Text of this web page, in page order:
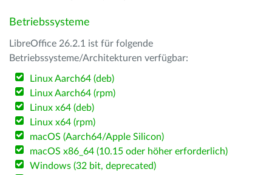
Betriebssysteme
LibreOffice 26.2.1 ist für folgende
Betriebssysteme/Architekturen verfügbar:
Linux Aarch64 (deb)
Linux Aarch64 (rpm)
Linux x64 (deb)
Linux x64 (rpm)
macOS (Aarch64/Apple Silicon)
macOS x86_64 (10.15 oder höher erforderlich)
Windows (32 bit, deprecated)